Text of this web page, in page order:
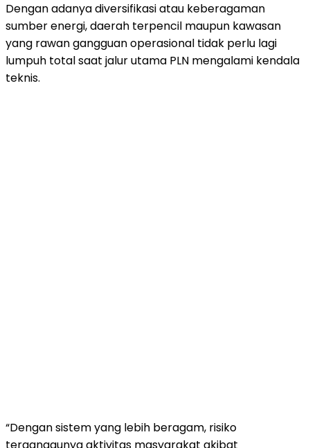
Dengan adanya diversifikasi atau keberagaman
sumber energi, daerah terpencil maupun kawasan
yang rawan gangguan operasional tidak perlu lagi
lumpuh total saat jalur utama PLN mengalami kendala
teknis.
“Dengan sistem yang lebih beragam, risiko